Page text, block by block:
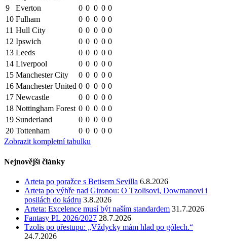
9
Everton 0 0 0 0 0
10 Fulham 0 0 0 0 0
11 Hull City 0 0 0 0 0
12 Ipswich 0 0 0 0 0
13 Leeds 0 0 0 0 0
14 Liverpool 0 0 0 0 0
15 Manchester City 0 0 0 0 0
16 Manchester United 0 0 0 0 0
17 Newcastle 0 0 0 0 0
18 Nottingham Forest 0 0 0 0 0
19 Sunderland 0 0 0 0 0
20 Tottenham 0 0 0 0 0
Zobrazit kompletní tabulku
Nejnovější články
Arteta po poražce s Betisem Sevilla 6.8.2026
Arteta po výhře nad Gironou: O Tzolisovi, Dowmanovi i
posilách do kádru 3.8.2026
Arteta: Excelence musí být naším standardem 31.7.2026
Fantasy PL 2026/2027 28.7.2026
Tzolis po přestupu: „Vždycky mám hlad po gólech.“
24.7.2026